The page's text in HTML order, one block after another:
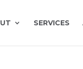
SERVICES